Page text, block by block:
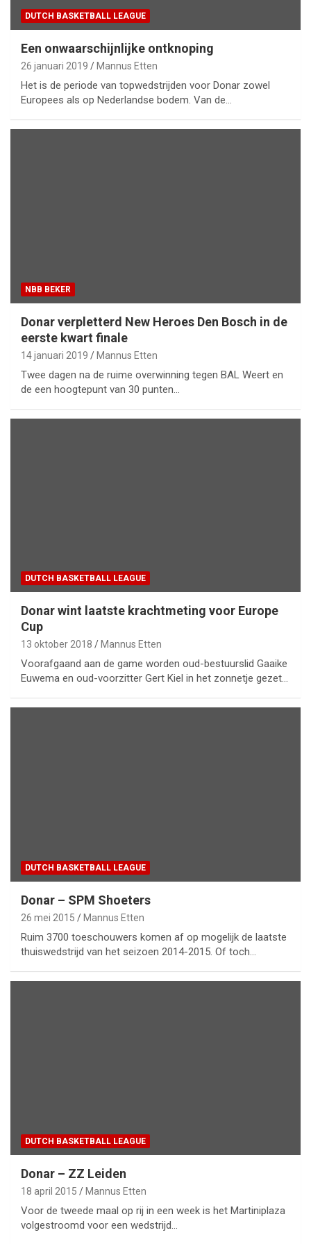
DUTCH BASKETBALL LEAGUE
Een onwaarschijnlijke ontknoping
26 januari 2019 Mannus Etten
Het is de periode van topwedstrijden voor Donar zowel
Europees als op Nederlandse bodem. Van de…
NBB BEKER
Donar verpletterd New Heroes Den Bosch in de
eerste kwart finale
14 januari 2019 Mannus Etten
Twee dagen na de ruime overwinning tegen BAL Weert en
de een hoogtepunt van 30 punten…
DUTCH BASKETBALL LEAGUE
Donar wint laatste krachtmeting voor Europe
Cup
13 oktober 2018 Mannus Etten
Voorafgaand aan de game worden oud-bestuurslid Gaaike
Euwema en oud-voorzitter Gert Kiel in het zonnetje gezet…
DUTCH BASKETBALL LEAGUE
Donar – SPM Shoeters
26 mei 2015 Mannus Etten
Ruim 3700 toeschouwers komen af op mogelijk de laatste
thuiswedstrijd van het seizoen 2014-2015. Of toch…
DUTCH BASKETBALL LEAGUE
Donar – ZZ Leiden
18 april 2015 Mannus Etten
Voor de tweede maal op rij in een week is het Martiniplaza
volgestroomd voor een wedstrijd…